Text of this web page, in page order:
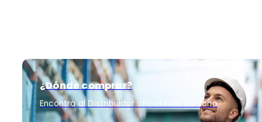
¿Dónde comprar?
Encontrá al Distribuidor oficial más cercano